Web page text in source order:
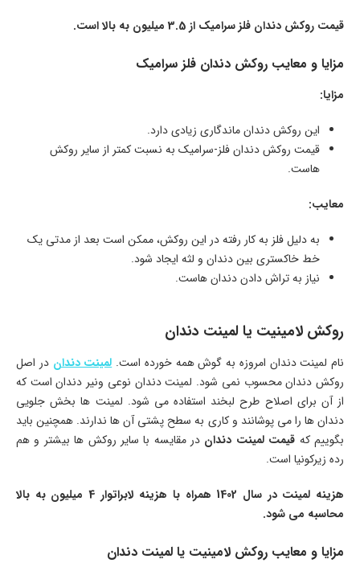
قیمت روکش دندان فلز سرامیک از 3.5 میلیون به بالا است.
مزایا و معایب روکش دندان فلز سرامیک
مزایا:
این روکش دندان ماندگاری زیادی دارد.
قیمت روکش دندان فلز-سرامیک به نسبت کمتر از سایر روکش
هاست.
معایب:
به دلیل فلز به کار رفته در این روکش، ممکن است بعد از مدتی یک
خط خاکستری بین دندان و لثه ایجاد شود.
نیاز به تراش دادن دندان هاست.
روکش لامینیت یا لمینت دندان
نام لمینت دندان امروزه به گوش همه خورده است.لمینت دندان در اصل
روکش دندان محسوب نمی شود. لمینت دندان نوعی ونیر دندان است که
از آن برای اصلاح طرح لبخند استفاده می شود. لمینت ها بخش جلویی
دندان ها را می پوشانند و کاری به سطح پشتی آن ها ندارند. همچنین باید
بگوییم که قیمت لمینت دندان در مقایسه با سایر روکش ها بیشتر و هم
رده زیرکونیا است.
هزینه لمینت در سال 1402 همراه با هزینه لابراتوار 4 میلیون به بالا
محاسبه می شود.
مزایا و معایب روکش لامینیت یا لمینت دندان